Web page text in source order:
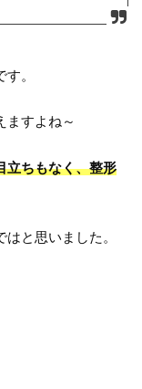
。
ますよね～
立ちもなく、整形
と思いました。